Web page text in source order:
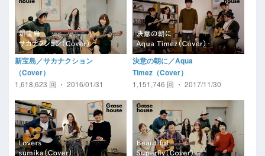
新宝島／サカナクション
（Cover）
1,618,623 回 ・ 2016/01/31
決意の朝に／Aqua
Timez（Cover）
1,151,746 回 ・ 2017/11/30